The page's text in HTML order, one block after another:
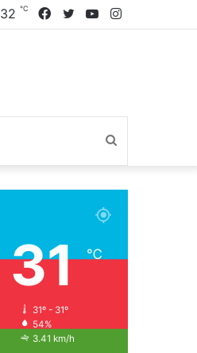
YouTube
Twitter
Facebook
32 ℃
31℃
31º - 31º
54%
3.41 km/h